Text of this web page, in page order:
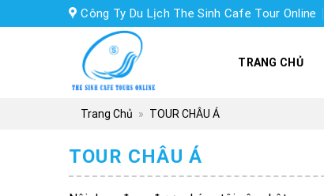
to
Công Ty Du Lịch The Sinh Cafe Tour Online
TRANG CHỦ
Trang Chủ » TOUR CHÂU Á
TOUR CHÂU Á